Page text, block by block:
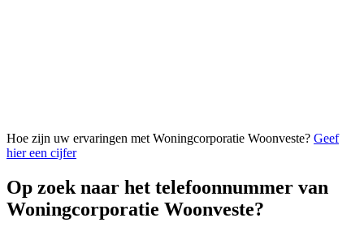
Hoe zijn uw ervaringen met Woningcorporatie Woonveste? Geef
hier een cijfer
Op zoek naar het telefoonnummer van
Woningcorporatie Woonveste?